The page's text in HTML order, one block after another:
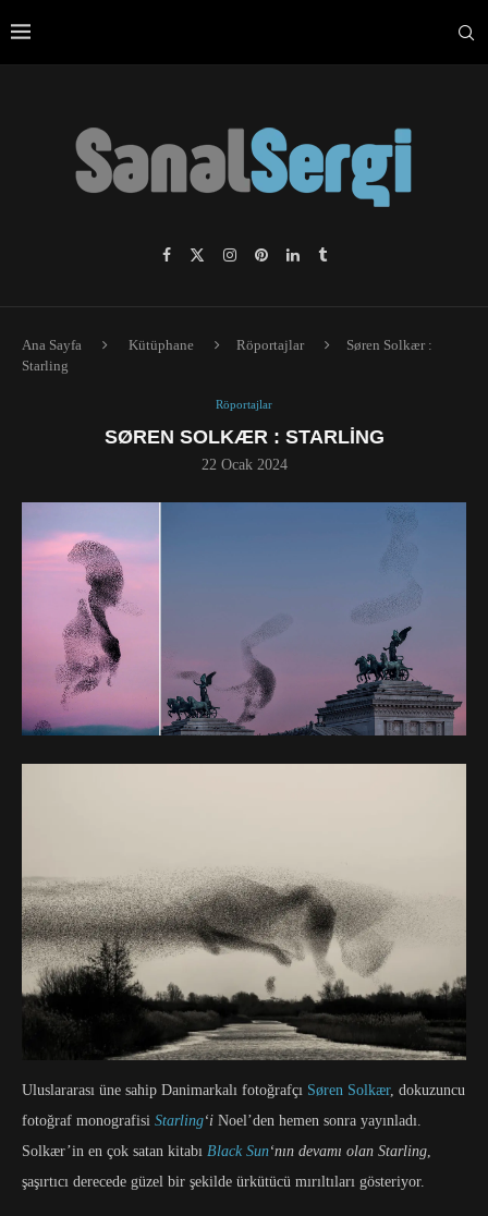
Ana Sayfa Kütüphane Röportajlar
Søren Solkær :
Starling
Röportajlar
SØREN SOLKÆR : STARLING
22 Ocak 2024
Uluslararası üne sahip Danimarkalı fotoğrafçı Søren Solkær, dokuzuncu
fotoğraf monografisi Starling‘i Noel’den hemen sonra yayınladı.
Solkær’in en çok satan kitabı Black Sun‘nın devamı olan Starling,
şaşırtıcı derecede güzel bir şekilde ürkütücü mırıltıları gösteriyor.